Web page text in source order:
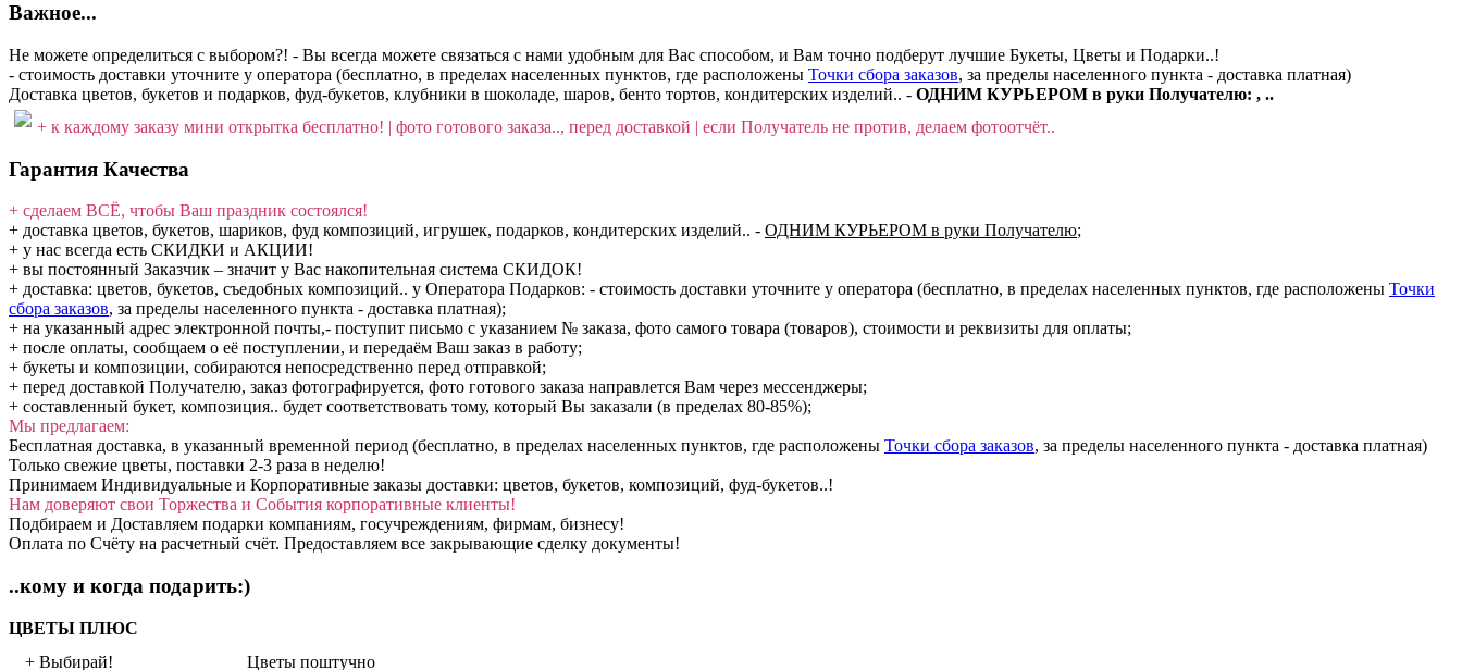
Важное...
Не можете определиться с выбором?! - Вы всегда можете связаться с нами удобным для Вас способом, и Вам точно подберут лучшие Букеты, Цветы и Подарки..!
- стоимость доставки уточните у оператора (бесплатно, в пределах населенных пунктов, где расположены Точки сбора заказов, за пределы населенного пункта - доставка платная)
Доставка цветов, букетов и подарков, фуд-букетов, клубники в шоколаде, шаров, бенто тортов, кондитерских изделий.. - ОДНИМ КУРЬЕРОМ в руки Получателю: , ..
+ к каждому заказу мини открытка бесплатно! | фото готового заказа.., перед доставкой | если Получатель не против, делаем фотоотчёт..
Гарантия Качества
+ сделаем ВСЁ, чтобы Ваш праздник состоялся!
+ доставка цветов, букетов, шариков, фуд композиций, игрушек, подарков, кондитерских изделий.. - ОДНИМ КУРЬЕРОМ в руки Получателю;
+ у нас всегда есть СКИДКИ и АКЦИИ!
+ вы постоянный Заказчик – значит у Вас накопительная система СКИДОК!
+ доставка: цветов, букетов, съедобных композиций.. у Оператора Подарков: - стоимость доставки уточните у оператора (бесплатно, в пределах населенных пунктов, где расположены Точки
сбора заказов, за пределы населенного пункта - доставка платная);
+ на указанный адрес электронной почты,- поступит письмо с указанием № заказа, фото самого товара (товаров), стоимости и реквизиты для оплаты;
+ после оплаты, сообщаем о её поступлении, и передаём Ваш заказ в работу;
+ букеты и композиции, собираются непосредственно перед отправкой;
+ перед доставкой Получателю, заказ фотографируется, фото готового заказа направлется Вам через мессенджеры;
+ составленный букет, композиция.. будет соответствовать тому, который Вы заказали (в пределах 80-85%);
Мы предлагаем:
Бесплатная доставка, в указанный временной период (бесплатно, в пределах населенных пунктов, где расположены Точки сбора заказов, за пределы населенного пункта - доставка платная)
Только свежие цветы, поставки 2-3 раза в неделю!
Принимаем Индивидуальные и Корпоративные заказы доставки: цветов, букетов, композиций, фуд-букетов..!
Нам доверяют свои Торжества и События корпоративные клиенты!
Подбираем и Доставляем подарки компаниям, госучреждениям, фирмам, бизнесу!
Оплата по Счёту на расчетный счёт. Предоставляем все закрывающие сделку документы!
..кому и когда подарить:)
ЦВЕТЫ ПЛЮС
+ Выбирай!
Цветы поштучно